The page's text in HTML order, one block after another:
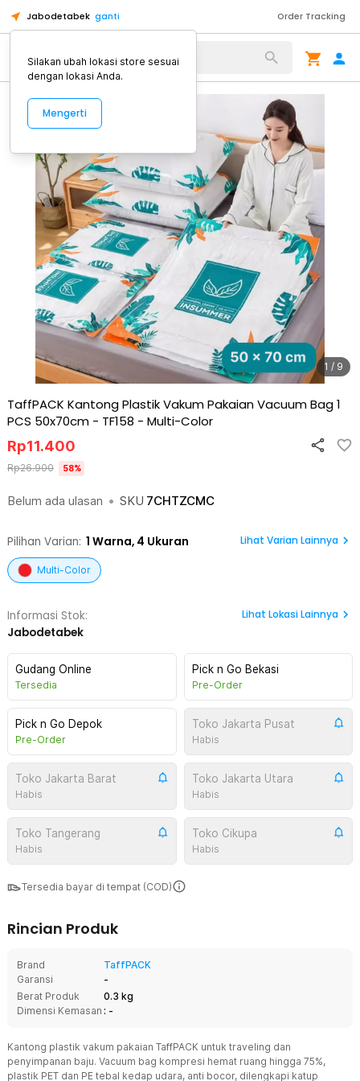
Jabodetabek ganti Order Tracking
Alat Kopi
1 / 9
TaffPACK Kantong Plastik Vakum Pakaian Vacuum Bag 1
PCS 50x70cm - TF158 - Multi-Color
Belum ada ulasan • SKU 7CHTZCMC
Rp11.400
Rp26.900 58%
Pilihan Varian: 1 Warna, 4 Ukuran Lihat Varian Lainnya
Multi-Color
Informasi Stok:
Jabodetabek
Lihat Lokasi Lainnya
Gudang Online
Tersedia
Pick n Go Bekasi
Pre-Order
Pick n Go Depok
Pre-Order
Toko Jakarta Pusat
Habis
Toko Jakarta Barat
Habis
Toko Jakarta Utara
Habis
Toko Tangerang
Habis
Toko Cikupa
Habis
Tersedia bayar di tempat (COD)
Rincian Produk
Brand
TaffPACK
Garansi
-
Berat Produk
0.3 kg
Dimensi Kemasan : -
Kantong plastik vakum pakaian TaffPACK untuk traveling dan
penyimpanan baju. Vacuum bag kompresi hemat ruang hingga 75%,
plastik PET dan PE tebal kedap udara, anti bocor, dilengkapi katup
Silakan ubah lokasi store sesuai
dengan lokasi Anda.
Mengerti